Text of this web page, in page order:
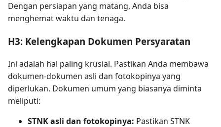
Dengan persiapan yang matang, Anda bisa
menghemat waktu dan tenaga.
H3: Kelengkapan Dokumen Persyaratan
Ini adalah hal paling krusial. Pastikan Anda membawa
dokumen-dokumen asli dan fotokopinya yang
diperlukan. Dokumen umum yang biasanya diminta
meliputi:
STNK asli dan fotokopinya: Pastikan STNK